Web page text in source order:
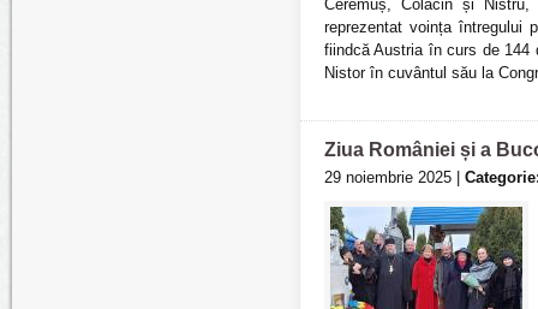
Ceremuș, Colacin și
reprezentat voința întregului
fiindcă Austria în curs de 144
Nistor în cuvântul său la
Ziua României și a
29 noiembrie 2025 |